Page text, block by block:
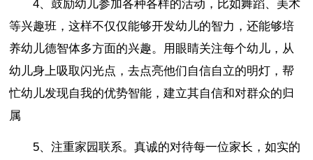
4、鼓励幼儿参加各种各样的活动，比如舞蹈、美术
等兴趣班，这样不仅仅能够开发幼儿的智力，还能够培
养幼儿德智体多方面的兴趣。用眼睛关注每个幼儿，从
幼儿身上吸取闪光点，去点亮他们自信自立的明灯，帮
忙幼儿发现自我的优势智能，建立其自信和对群众的归
属
5、注重家园联系。真诚的对待每一位家长，如实的